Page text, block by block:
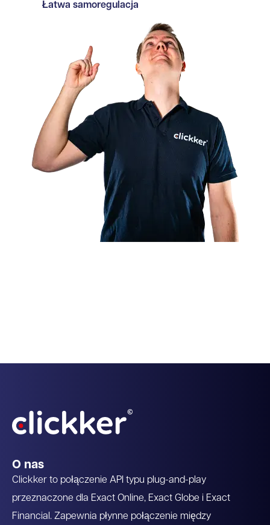
Łatwa samoregulacja
O nas
Clickker to połączenie API typu plug-and-play
przeznaczone dla Exact Online, Exact Globe i Exact
Financial. Zapewnia płynne połączenie między